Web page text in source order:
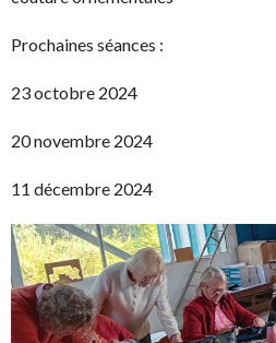
Prochaines séances :
23 octobre 2024
20 novembre 2024
11 décembre 2024